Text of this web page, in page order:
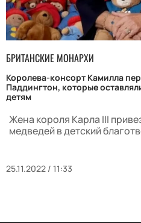
БРИТАНСКИЕ МОНАРХИ
Королева-консорт Камилла
Паддингтон, которые
детям
Жена короля Карла III
медведей в детский
25.11.2022 / 11:33